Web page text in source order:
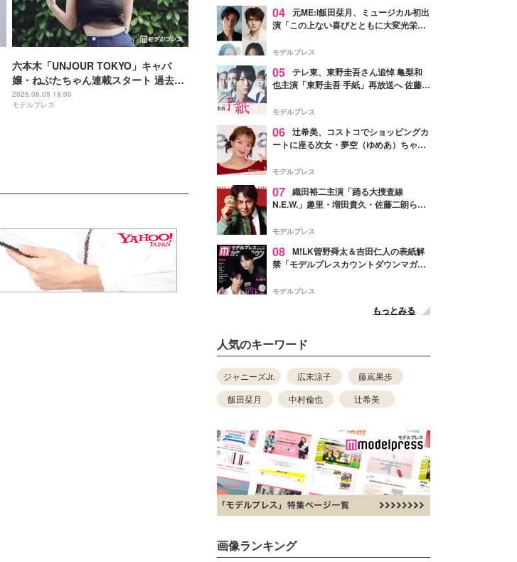
六本木「UNJOUR TOKYO」キャバ
嬢・ねぶたちゃん連載スタート 過去の
葛藤・美の秘訣・素顔に迫る
2026.08.05 18:00
モデルプレス
04 元ME:I飯田栞月、ミュージカル初出
演「この上ない喜びとともに大変光栄」
ャスト発表
モデルプレス
05 テレ東、東野圭吾さん追悼 亀梨和
也主演「東野圭吾 手紙」再放送へ 佐藤隆
モデルプレス
06 辻希美、コストコでショッピングカ
ートに座る次女・夢空（ゆめあ）ちゃん
ぎ」「成長を感じる」の声
モデルプレス
07 織田裕二主演「踊る大捜査線
N.E.W.」趣里・増田貴久・佐藤二朗ら新
徴する“謎のキーワード”も
モデルプレス
08 M!LK曽野舜太＆吉田仁人の表紙解
禁「モデルプレスカウントダウンマガジ
モデルプレス
もっとみる
人気のキーワード
ジャニーズJr. 広末涼子
藤嶌果歩
飯田栞月
中村倫也 辻希美
画像ランキング